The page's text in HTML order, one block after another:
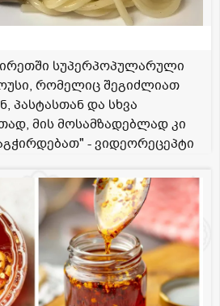
სუპერპოპულარული
რომელიც შეგიძლიათ
პასტასთან და სხვა
მის მოსამზადებლად კი
- ვიდეორეცეპტი